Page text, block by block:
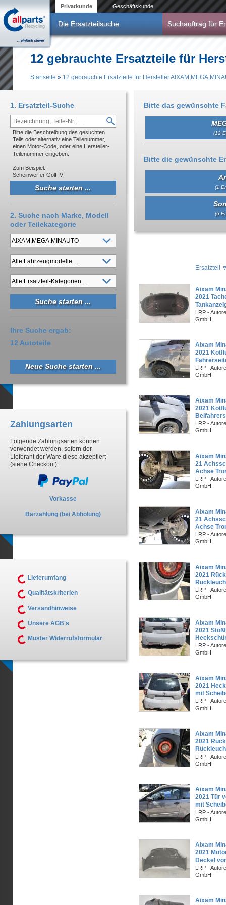
Privatkunde Geschäftskunde
Die Ersatzteilsuche Suchauftrag für
12 gebrauchte Ersatzteile für
Startseite » 12 gebrauchte Ersatzteile für Hersteller
Bitte das gewünschte
(12
Bitte die gewünschte
(1
(6
Ersatzteil
Aixam
2021
LRP -
GmbH
Aixam
2021
LRP -
GmbH
Aixam
2021
LRP -
GmbH
Aixam
21
Achse
LRP -
GmbH
Aixam
21
Achse
LRP -
GmbH
Aixam
2021
LRP -
GmbH
Aixam
2021
LRP -
GmbH
Aixam
2021
mit
LRP -
GmbH
Aixam
2021
LRP -
GmbH
Aixam
2021 Tür
mit
LRP -
GmbH
Aixam
2021
Deckel
LRP -
GmbH
Aixam
1. Ersatzteil-Suche
Bitte die Beschreibung des gesuchten
Teils oder alternativ eine Teilenummer,
einen Motor-Code, oder eine Hersteller-
Teilenummer eingeben.
Zum Beispiel:
Scheinwerfer Golf IV
2. Suche nach Marke, Modell
oder Teilekategorie
Ihre Suche ergab:
12 Autoteile
Neue Suche starten ...
Zahlungsarten
Folgende Zahlungsarten können
verwendet werden, sofern der
Lieferant der Ware diese akzeptiert
(siehe Checkout):
Vorkasse
Barzahlung (bei Abholung)
Lieferumfang
Qualitätskriterien
Versandhinweise
Unsere AGB's
Muster Widerrufsformular